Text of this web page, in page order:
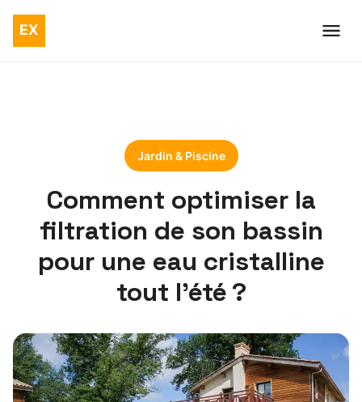
Jardin & Piscine
Comment optimiser la
filtration de son bassin
pour une eau cristalline
tout l’été ?